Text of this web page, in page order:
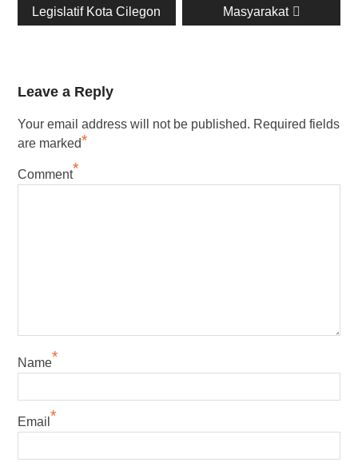
Legislatif Kota Cilegon
Masyarakat
Leave a Reply
Your email address will not be published. Required fields
are marked*
Comment*
Name*
Email *